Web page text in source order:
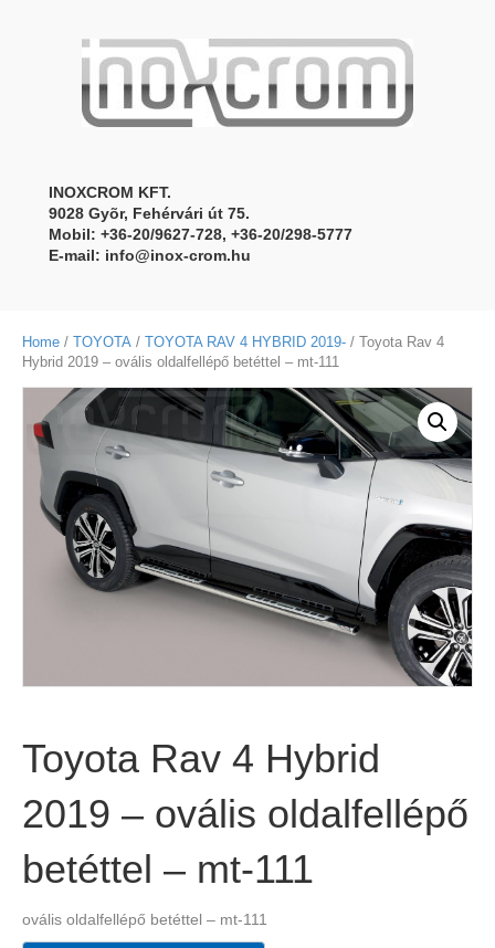
INOXCROM KFT.
9028 Gyõr, Fehérvári út 75.
Mobil: +36-20/9627-728, +36-20/298-5777
E-mail: info@inox-crom.hu
Home / TOYOTA / TOYOTA RAV 4 HYBRID 2019- / Toyota Rav 4
Hybrid 2019 – ovális oldalfellépő betéttel – mt-111
Toyota Rav 4 Hybrid
2019 – ovális oldalfellépő
betéttel – mt-111
ovális oldalfellépő betéttel – mt-111